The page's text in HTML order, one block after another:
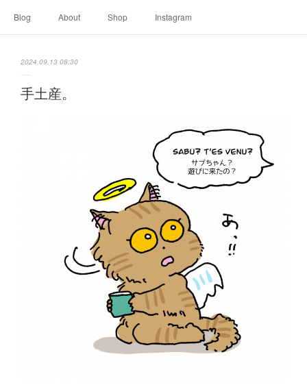
Blog About Shop Instagram
2024.09.13 08:30
手土産。